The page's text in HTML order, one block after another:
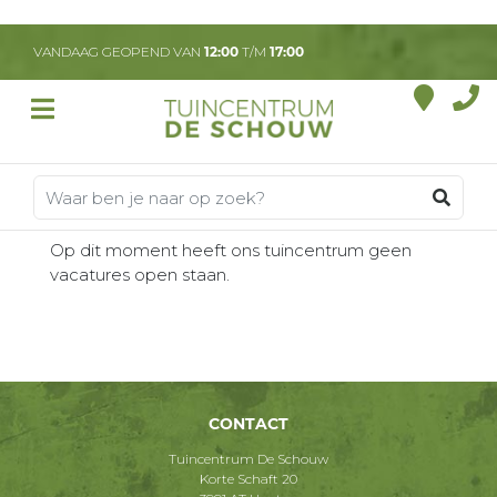
a
t
VANDAAG GEOPEND VAN 12:00 T/M 17:00
Op dit moment heeft ons tuincentrum geen
vacatures open staan.
CONTACT
Tuincentrum De Schouw
Korte Schaft 20